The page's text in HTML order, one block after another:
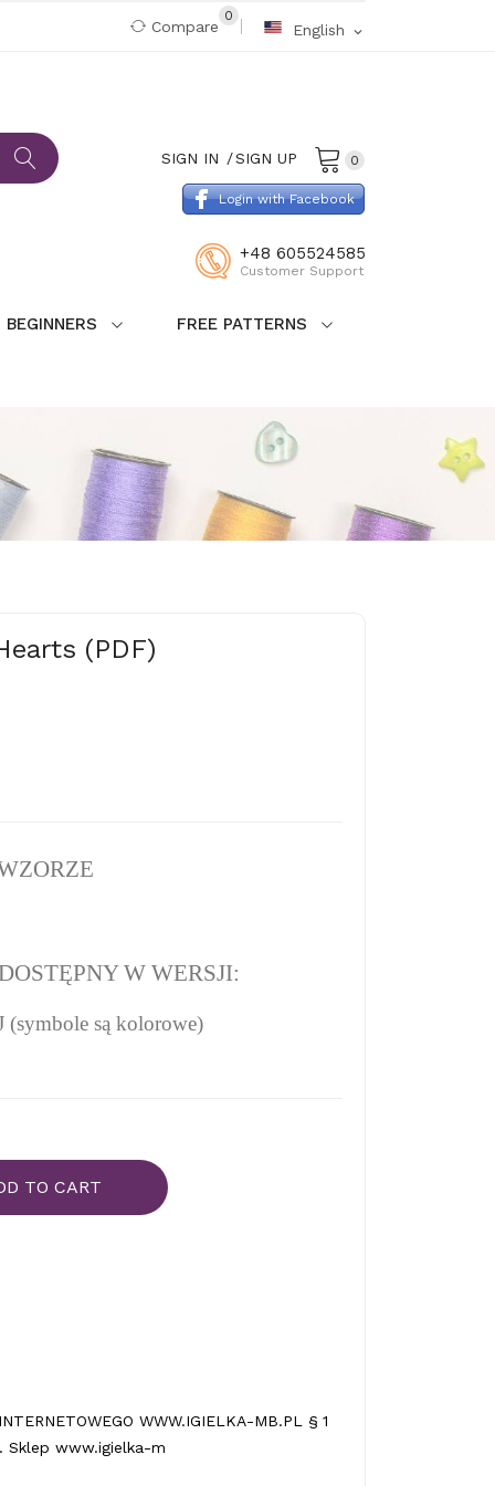
English expand_more
Compare
0
0
SIGN IN SIGN UP
+48 605524585
Customer Support
Login with Facebook
BEGINNERS FREE PATTERNS
(PDF)
W WERSJI:
są kolorowe)
TO CART
WWW.IGIELKA-MB.PL § 1
Sklep www.igielka-m